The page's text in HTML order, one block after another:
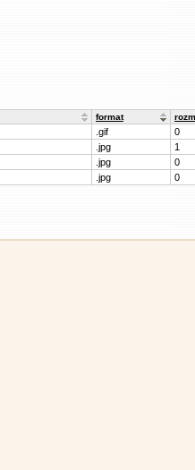
format
.gif 0
.jpg 1
.jpg 0
.jpg 0